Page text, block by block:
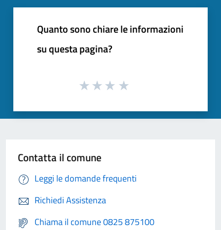
Quanto sono chiare le informazioni
su questa pagina?
Contatta il comune
Leggi le domande frequenti
Richiedi Assistenza
Chiama il comune 0825 875100